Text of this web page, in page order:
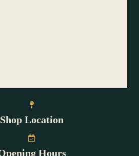
Shop Location
Hours